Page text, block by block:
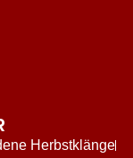
Herbstklänge